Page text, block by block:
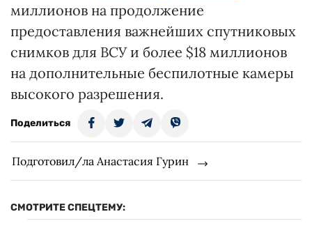
миллионов на продолжение
предоставления важнейших спутниковых
снимков для ВСУ и более $18 миллионов
на дополнительные беспилотные камеры
высокого разрешения.
Поделиться
Подготовил/ла Анастасия Гурин
СМОТРИТЕ СПЕЦТЕМУ: